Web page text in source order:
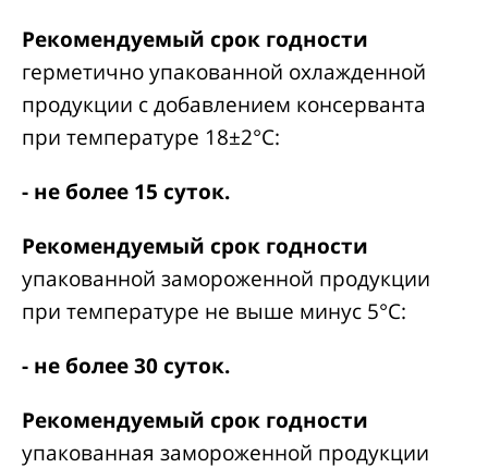
Рекомендуемый срок годности
герметично упакованной охлажденной
продукции с добавлением консерванта
при температуре 18±2°С:
- не более 15 суток.
Рекомендуемый срок годности
упакованной замороженной продукции
при температуре не выше минус 5°С:
- не более 30 суток.
Рекомендуемый срок годности
упакованная замороженной продукции